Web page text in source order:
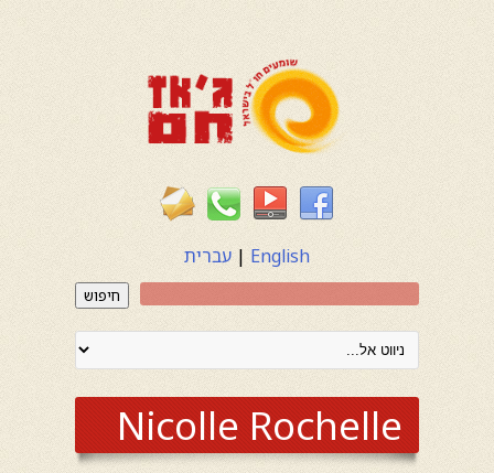
English
| עברית
חיפוש
Nicolle Rochelle